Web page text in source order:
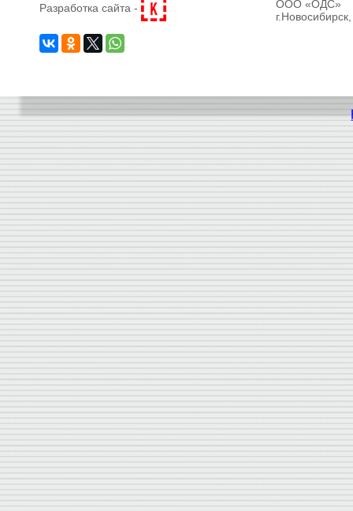
Разработка сайта -
OOO «ОДС»